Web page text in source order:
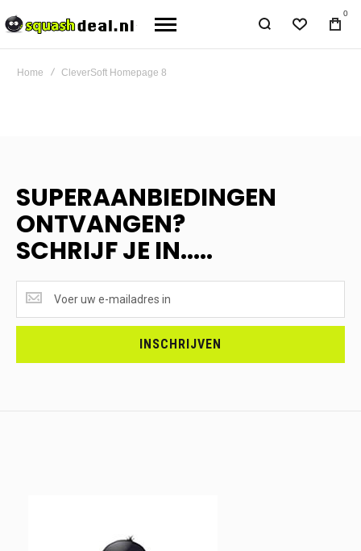
0
Home CleverSoft Homepage 8
SUPERAANBIEDINGEN
ONTVANGEN?
SCHRIJF JE IN.....
ONTVANGEN?
<br>SCHRIJF
INSCHRIJVEN